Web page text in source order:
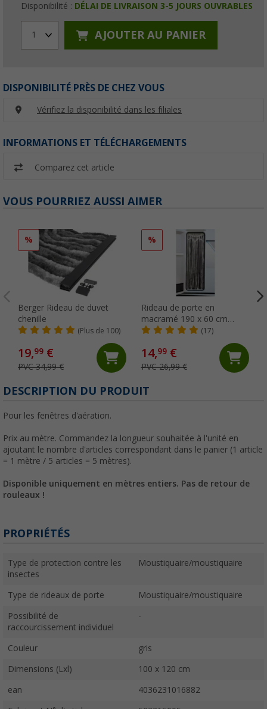
Disponibilité : DÉLAI DE LIVRAISON 3-5 JOURS OUVRABLES
1 AJOUTER AU PANIER
DISPONIBILITÉ PRÈS DE CHEZ VOUS
Vérifiez la disponibilité dans les filiales
INFORMATIONS ET TÉLÉCHARGEMENTS
Comparez cet article
VOUS POURRIEZ AUSSI AIMER
%
Berger Rideau de duvet
chenille
(Plus de 100)
19,99 €
PVC 34,99 €
%
Rideau de porte en
macramé 190 x 60 cm
Camplife
(17)
14,99€
PVC 26,99 €
DESCRIPTION DU PRODUIT
Pour les fenêtres d'aération.
Prix au mètre. Commandez la longueur souhaitée à l'unité en
ajoutant le nombre d'articles correspondant dans le panier (1 article
= 1 mètre / 5 articles = 5 mètres).
Disponible uniquement en mètres entiers. Pas de retour de
rouleaux !
PROPRIÉTÉS
Type de protection contre les
insectes
Moustiquaire/moustiquaire
Type de rideaux de porte Moustiquaire/moustiquaire
Possibilité de
raccourcissement individuel
-
Couleur gris
Dimensions (Lxl) 100 x 120 cm
ean 4036231016882